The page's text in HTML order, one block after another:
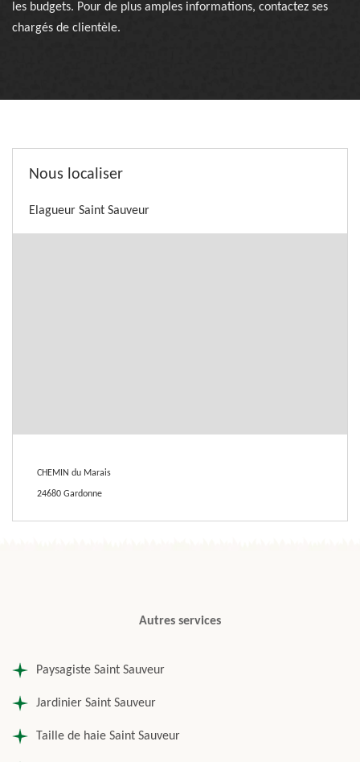
les budgets. Pour de plus amples informations, contactez ses
chargés de clientèle.
Nous localiser
Elagueur Saint Sauveur
CHEMIN du Marais
24680 Gardonne
Autres services
Paysagiste Saint Sauveur
Jardinier Saint Sauveur
Taille de haie Saint Sauveur